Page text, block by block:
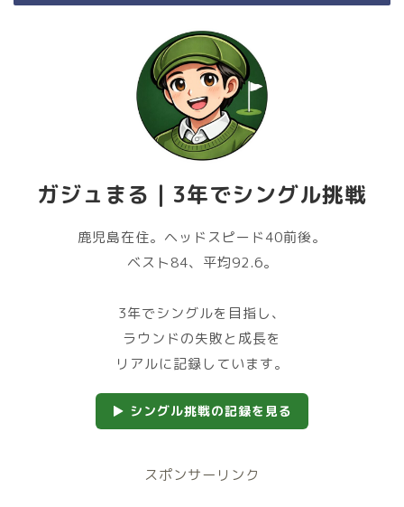
ガジュまる｜3年でシングル挑戦
鹿児島在住。ヘッドスピード40前後。
ベスト84、平均92.6。
3年でシングルを目指し、
ラウンドの失敗と成長を
リアルに記録しています。
▶ シングル挑戦の記録を見る
スポンサーリンク